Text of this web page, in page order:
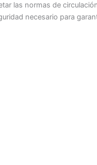
las normas de
necesario para